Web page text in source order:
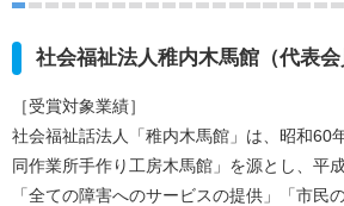
社会福祉法人稚内木馬館（代表会
［受賞対象業績］
社会福祉話法人「稚内木馬館」は、昭和60
同作業所手作り工房木馬館」を源とし、平
「全ての障害へのサービスの提供」「市民